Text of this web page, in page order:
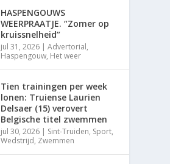
HASPENGOUWS
WEERPRAATJE. “Zomer op
kruissnelheid”
jul 31, 2026 |Advertorial,
Haspengouw, Het weer
Tien trainingen per week
lonen: Truiense Laurien
Delsaer (15) verovert
Belgische titel zwemmen
jul 30, 2026 | Sint-Truiden, Sport,
Wedstrijd, Zwemmen